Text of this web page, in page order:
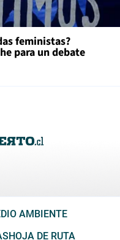
feministas?
para un debate
AMBIENTE
HOJA DE RUTA